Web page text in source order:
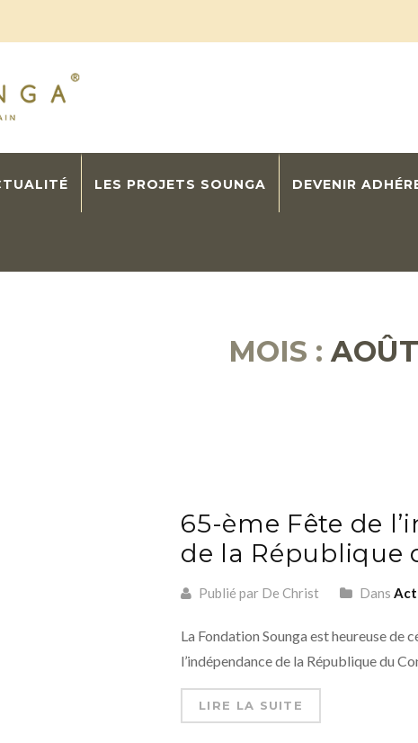
LES PROJETS SOUNGA DEVENIR
MOIS :
65-ème Fête de
de la République
Publié par De Christ Dans
La Fondation Sounga est heureuse de
l’indépendance de la République du
LIRE LA SUITE